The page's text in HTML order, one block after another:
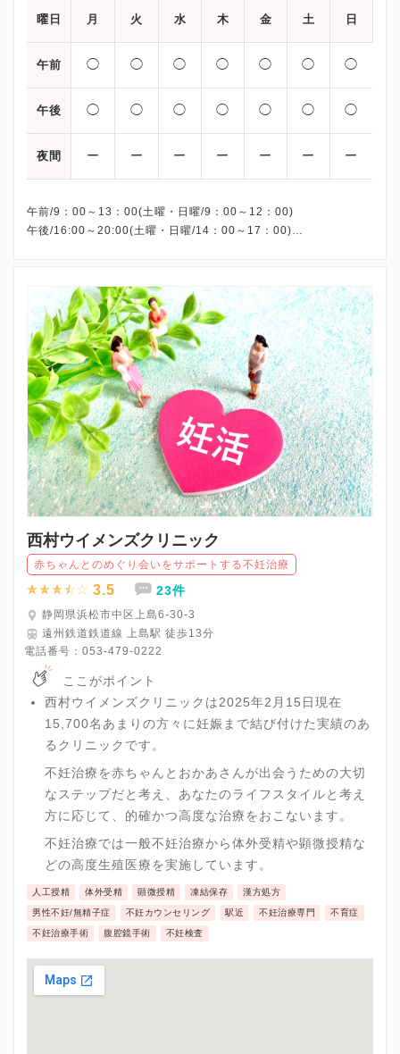
曜日 月 火 水 木 金 土 日
午前 ◯ ◯ ◯ ◯ ◯ ◯ ◯
午後 ◯ ◯ ◯ ◯ ◯ ◯ ◯
夜間 ー ー ー ー ー ー ー
午前/9：00～13：00(土曜・日曜/9：00～12：00)
午後/16:00～20:00(土曜・日曜/14：00～17：00)
西村ウイメンズクリニック
赤ちゃんとのめぐり会いをサポートする不妊治療
3.5 23件
静岡県浜松市中区上島6-30-3
遠州鉄道鉄道線 上島駅 徒歩13分
電話番号： 053-479-0222
ここがポイント
西村ウイメンズクリニックは2025年2月15日現在
15,700名あまりの方々に妊娠まで結び付けた実績のあ
るクリニックです。
不妊治療を赤ちゃんとおかあさんが出会うための大切
なステップだと考え、あなたのライフスタイルと考え
方に応じて、的確かつ高度な治療をおこないます。
不妊治療では一般不妊治療から体外受精や顕微授精な
どの高度生殖医療を実施しています。
人工授精 体外受精 顕微授精 凍結保存 漢方処方
男性不妊/無精子症 不妊カウンセリング 駅近 不妊治療専門 不育症
不妊治療手術 腹腔鏡手術 不妊検査